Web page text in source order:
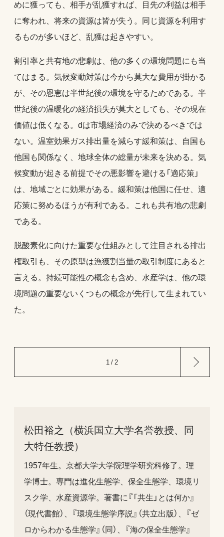
めに獲っても、相手が乱獲すれば、目先の利益は相手
に奪われ、将来の資源は皆が失う。同じ資源を利用す
るものが多いほど、乱獲は起きやすい。
割引率と共有地の悲劇は、他の多くの環境問題にも当
てはまる。気候変動対策は今から莫大な費用が掛かる
が、その恩恵は半世紀後の環境を守るためである。半
世紀後の温暖化の経済損失が莫大としても、その現在
価値は低くなる。dは市場経済のみで決めるべきでは
ない。温室効果ガス排出量を減らす緩和策は、自国も
他国も関係なく、地球全体の総量が未来を決める。気
候変動が起きる前提でその悪影響を避ける「適応策」
は、地域ごとに効果がある。緩和策は他国に任せ、適
応策に努めるほうが有利である。これも共有地の悲劇
である。
脱酸素化に向けた重要な仕組みとして注目される排出
権取引も、その原型は漁獲割当量の取引制度にあると
言える。持続可能性の概念も含め、水産学は、他の環
境問題の重要ないくつもの概念が先行して生まれてい
た。
1 / 2
の
ペ
松田裕之（横浜国立大学名誉教授、同
大特任教授）
1957年生。京都大学大学院理学研究科修了。理
学博士。専門は進化生態学、保全生態学、環境リ
スク学、水産資源学。著書に『「共生」とは何か』
（現代書館）、『環境生態学序説』（共立出版）、『ゼ
ロからわかる生態学』（同）、『海の保全生態学』